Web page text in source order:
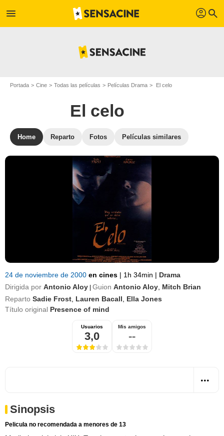
menu profil search
Portada Cine Todas las películas Películas Drama El celo
El celo
Home Reparto Fotos Películas similares
24 de noviembre de 2000 en cines | 1h 34min | Drama
Dirigida por Antonio Aloy Guion Antonio Aloy Mitch Brian
Reparto Sadie Frost Lauren Bacall
Ella Jones
Título original Presence of mind
Usuarios
3,0
Mis amigos
--
Sinopsis
Pelicula no recomendada a menores de 13